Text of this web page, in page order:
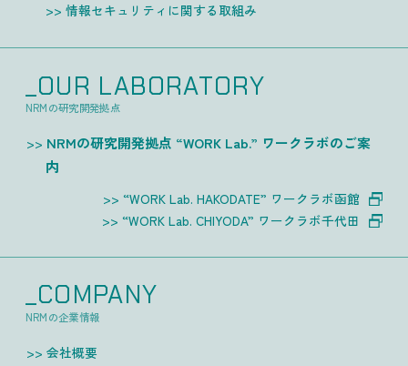
情報セキュリティに関する取組み
_OUR LABORATORY
NRMの研究開発拠点
NRMの研究開発拠点 “WORK Lab.” ワークラボのご案
内
“WORK Lab. HAKODATE” ワークラボ函館
“WORK Lab. CHIYODA” ワークラボ千代田
_COMPANY
NRMの企業情報
会社概要